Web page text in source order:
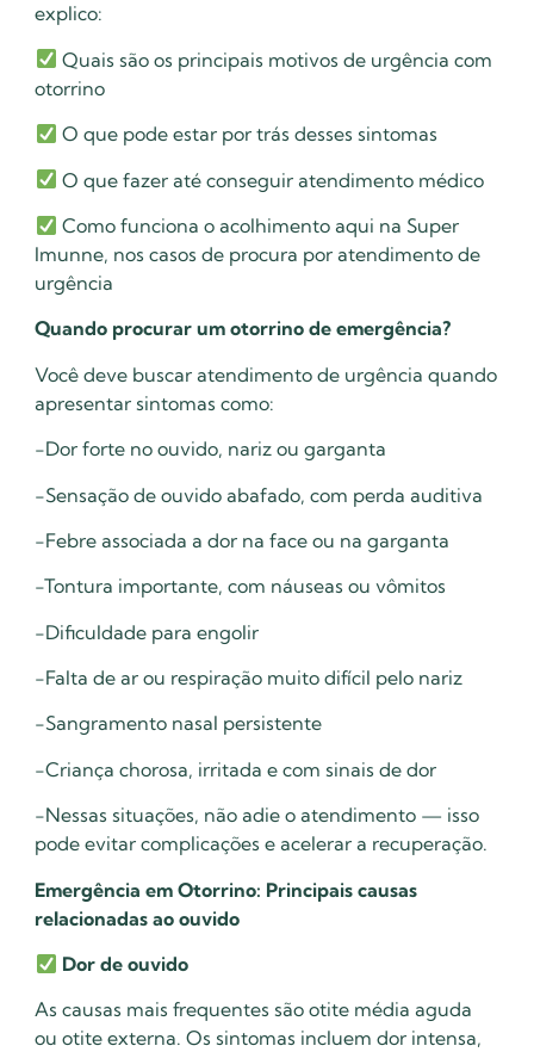
explico:
Quais são os principais motivos de urgência com
otorrino
O que pode estar por trás desses sintomas
O que fazer até conseguir atendimento médico
Como funciona o acolhimento aqui na Super
Imunne, nos casos de procura por atendimento de
urgência
Quando procurar um otorrino de emergência?
Você deve buscar atendimento de urgência quando
apresentar sintomas como:
-Dor forte no ouvido, nariz ou garganta
-Sensação de ouvido abafado, com perda auditiva
-Febre associada a dor na face ou na garganta
-Tontura importante, com náuseas ou vômitos
-Dificuldade para engolir
-Falta de ar ou respiração muito difícil pelo nariz
-Sangramento nasal persistente
-Criança chorosa, irritada e com sinais de dor
-Nessas situações, não adie o atendimento — isso
pode evitar complicações e acelerar a recuperação.
Emergência em Otorrino: Principais causas
relacionadas ao ouvido
Dor de ouvido
As causas mais frequentes são otite média aguda
ou otite externa. Os sintomas incluem dor intensa,